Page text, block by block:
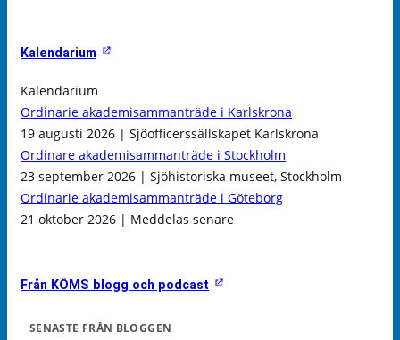
Kalendarium
Kalendarium
Ordinarie akademisammanträde i Karlskrona
19 augusti 2026 | Sjöofficerssällskapet Karlskrona
Ordinare akademisammanträde i Stockholm
23 september 2026 | Sjöhistoriska museet, Stockholm
Ordinarie akademisammanträde i Göteborg
21 oktober 2026 | Meddelas senare
Från KÖMS blogg och podcast
SENASTE FRÅN BLOGGEN